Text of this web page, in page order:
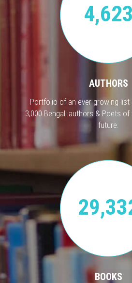
4,623
AUTHORS
Portfolio of an ever growing list
3,000 Bengali authors & Poets
future.
BOOKS